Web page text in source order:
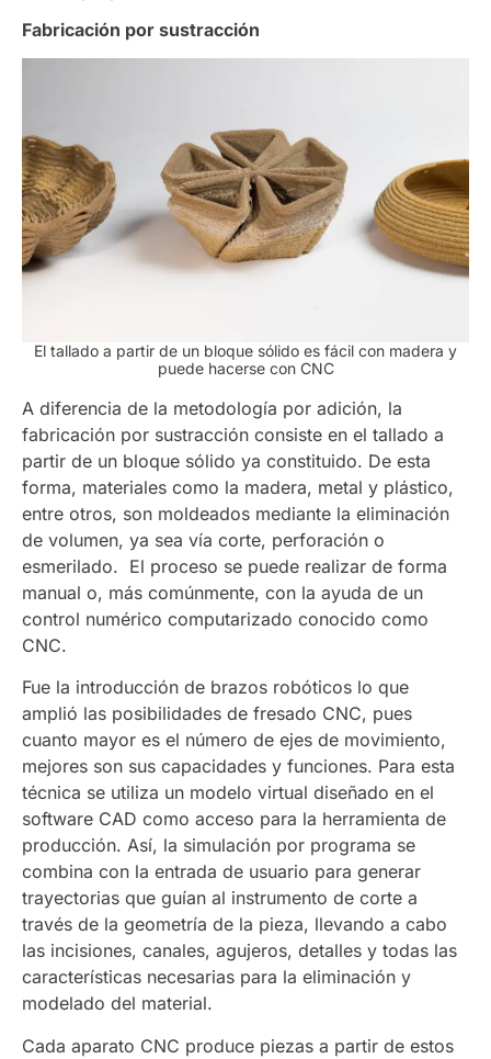
Fabricación por sustracción
El tallado a partir de un bloque sólido es fácil con madera y
puede hacerse con CNC
A diferencia de la metodología por adición, la
fabricación por sustracción consiste en el tallado a
partir de un bloque sólido ya constituido. De esta
forma, materiales como la madera, metal y plástico,
entre otros, son moldeados mediante la eliminación
de volumen, ya sea vía corte, perforación o
esmerilado. El proceso se puede realizar de forma
manual o, más comúnmente, con la ayuda de un
control numérico computarizado conocido como
CNC.
Fue la introducción de brazos robóticos lo que
amplió las posibilidades de fresado CNC, pues
cuanto mayor es el número de ejes de movimiento,
mejores son sus capacidades y funciones. Para esta
técnica se utiliza un modelo virtual diseñado en el
software CAD como acceso para la herramienta de
producción. Así, la simulación por programa se
combina con la entrada de usuario para generar
trayectorias que guían al instrumento de corte a
través de la geometría de la pieza, llevando a cabo
las incisiones, canales, agujeros, detalles y todas las
características necesarias para la eliminación y
modelado del material.
Cada aparato CNC produce piezas a partir de estos